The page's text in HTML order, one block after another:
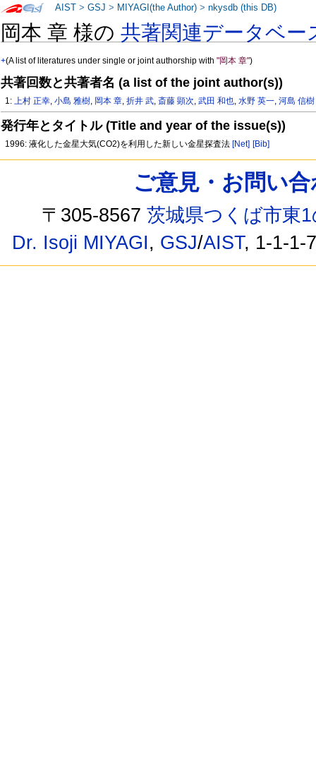
岡本 章 様の共著関連データベー
+(A list of literatures under single or joint authorship with"岡本 章")
共著回数と共著者名 (a list of the joint author(s))
1:上村 正幸,小島 雅樹, 岡本 章,折井 武,斎藤 顕次,武田 和也,水野 英一,河島 信樹
発行年とタイトル (Title and year of the issue(s))
1996: 液化した金星大気(CO2)を利用した新しい金星探査法 [Net] [Bib]
AIST >GSJ > MIYAGI(the Author) >nkysdb (this DB)
ご意見・お問い
〒305-8567茨城県つくば市東
Dr. Isoji MIYAGI, GSJ/AIST, 1-1-1-